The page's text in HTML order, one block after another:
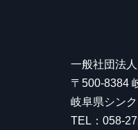
一般社団法
〒500-8384
岐阜県シン
TEL：058-